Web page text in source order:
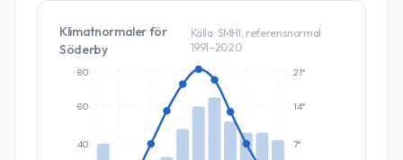
Klimatnormaler för
Söderby
Källa: SMHI, referensnormal
1991–2020
40
60
80
7°
14°
21°